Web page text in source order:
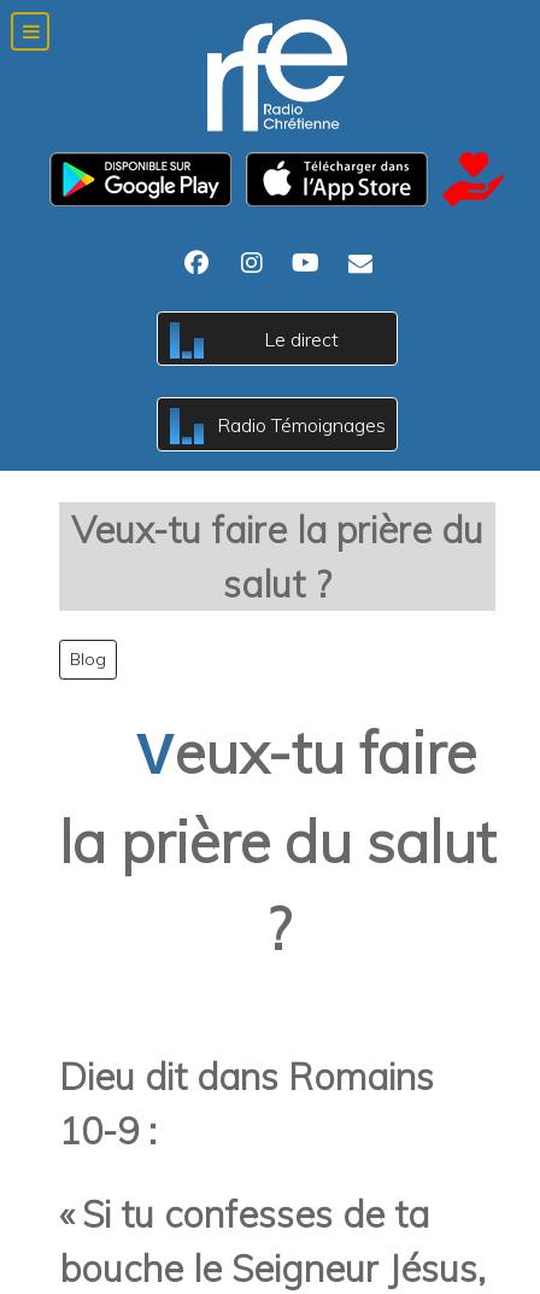
A
B
c Le direct
A
B
c Radio Témoignages
Veux-tu faire la prière du
salut ?
Blog
Veux-tu faire
la prière du salut
?
Dieu dit dans Romains
10-9 :
« Si tu confesses de ta
bouche le Seigneur Jésus,